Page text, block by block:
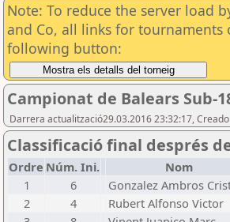
Note: To reduce the server load
and Co, all links for tournaments
following button:
Campionat de Balears Sub-
Darrera actualització29.03.2016 23:32:17,
Classificació final després
Ordre Núm. Ini. Nom
1
6 Gonzalez Ambros
2
4 Rubert Alfonso Victor